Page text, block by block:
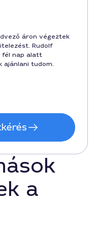
áron végeztek
Rudolf
fél nap alatt
ajánlani tudom.
a